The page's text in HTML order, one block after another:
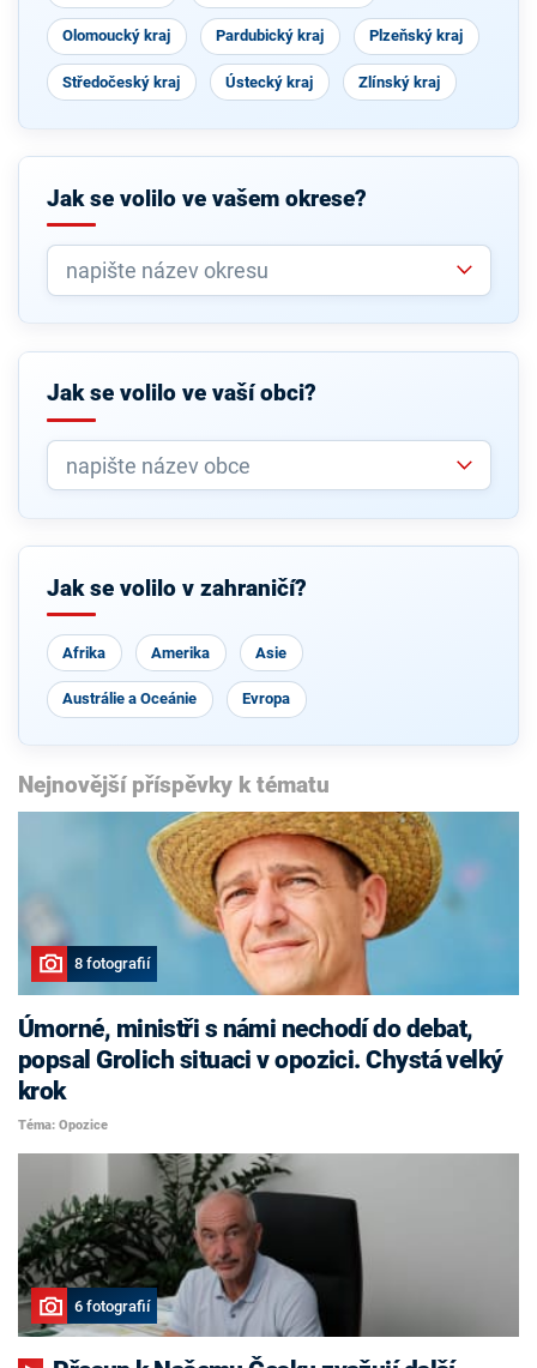
Olomoucký kraj Pardubický kraj Plzeňský kraj
Středočeský kraj Ústecký kraj Zlínský kraj
Jak se volilo ve vašem okrese?
Jak se volilo ve vaší obci?
Jak se volilo v zahraničí?
Afrika Amerika Asie
Austrálie a Oceánie Evropa
Nejnovější příspěvky k tématu
8 fotografií
Úmorné, ministři s námi nechodí do debat,
popsal Grolich situaci v opozici. Chystá velký
krok
Téma: Opozice
6 fotografií